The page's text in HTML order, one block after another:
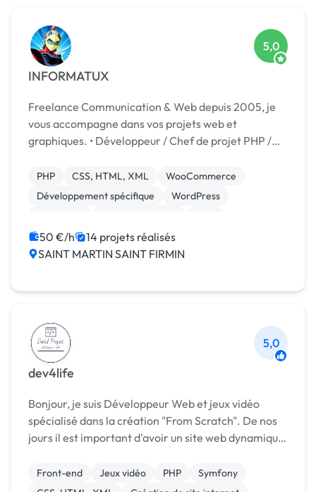
INFORMATUX
5,0
Freelance Communication & Web depuis 2005, je
vous accompagne dans vos projets web et
graphiques. • Développeur / Chef de projet PHP /
5/7/8, HTML5, CSS3, JQUERY, SMARTY, MySQL,
BootStrap • Gestion ...
PHP CSS, HTML, XML
WooCommerce
Développement spécifique
WordPress
Modules et composants
jQuery
50 €/h
14 projets réalisés
SAINT MARTIN SAINT FIRMIN
dev4life
5,0
Bonjour, je suis Développeur Web et jeux vidéo
spécialisé dans la création "From Scratch". De nos
jours il est important d'avoir un site web dynamique,
propose mes services. MES SAVOIRS FAIRE...
Front-end Jeux vidéo PHP
Symfony